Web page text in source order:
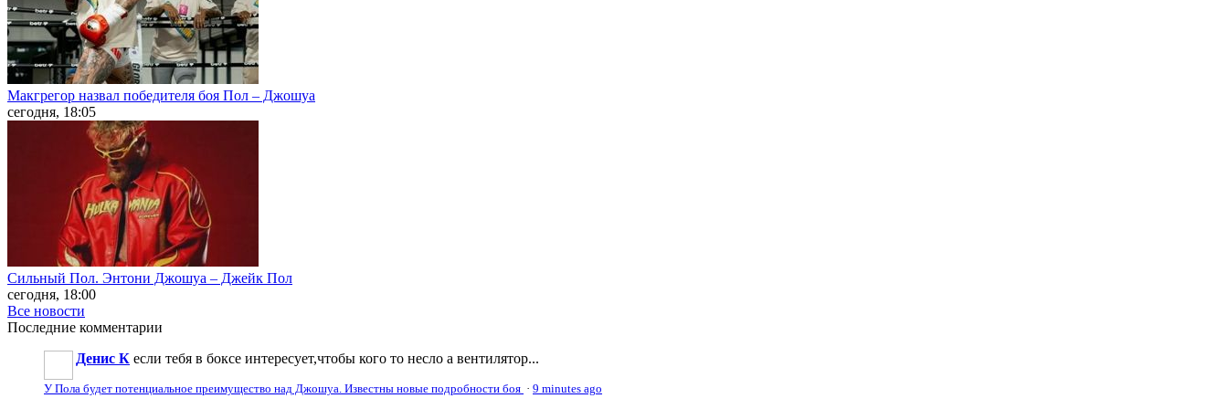
Макгрегор назвал победителя боя Пол – Джошуа
сегодня, 18:05
Сильный Пол. Энтони Джошуа – Джейк Пол
сегодня, 18:00
Все новости
Последние комментарии
Денис К если тебя в боксе интересует,чтобы кого то несло а вентилятор...
У Пола будет потенциальное преимущество над Джошуа. Известны новые подробности боя · 9 minutes ago